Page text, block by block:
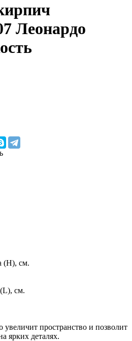
Леонардо
(H), см.
см.
увеличит пространство и позволит
ярких деталях.